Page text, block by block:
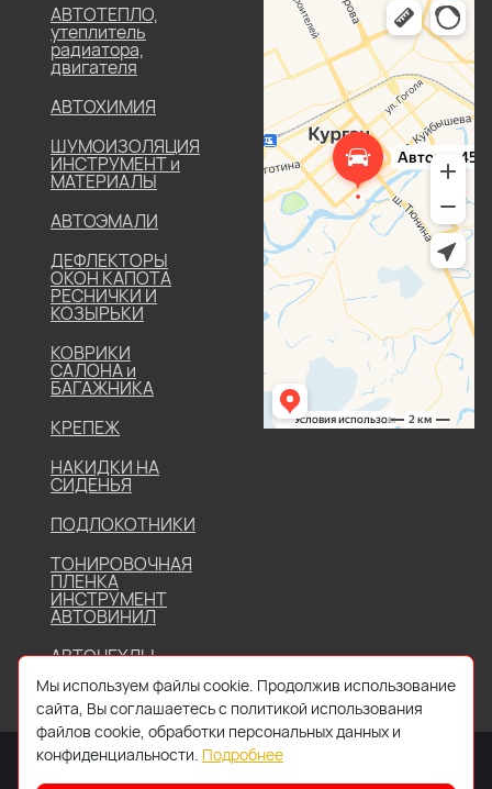
АВТОТЕПЛО,
утеплитель
радиатора,
двигателя
АВТОХИМИЯ
ШУМОИЗОЛЯЦИЯ
ИНСТРУМЕНТ и
МАТЕРИАЛЫ
АВТОЭМАЛИ
ДЕФЛЕКТОРЫ
ОКОН КАПОТА
РЕСНИЧКИ И
КОЗЫРЬКИ
КОВРИКИ
САЛОНА и
БАГАЖНИКА
КРЕПЕЖ
НАКИДКИ НА
СИДЕНЬЯ
ПОДЛОКОТНИКИ
ТОНИРОВОЧНАЯ
ПЛЕНКА
ИНСТРУМЕНТ
АВТОВИНИЛ
АВТОЧЕХЛЫ
Мы используем файлы cookie. Продолжив использование
сайта, Вы соглашаетесь с политикой использования
файлов cookie, обработки персональных данных и
конфиденциальности. Подробнее